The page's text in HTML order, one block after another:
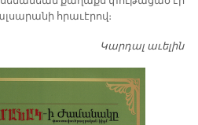
հրաւէրով։
Կարդալ աւելին